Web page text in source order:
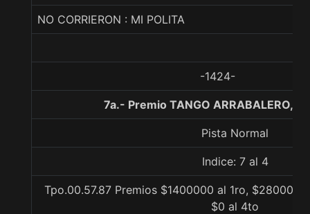
NO CORRIERON : MI POLITA
-1424-
7a.- Premio TANGO ARRABALERO,
Pista Normal
Indice: 7 al 4
Tpo.00.57.87 Premios $1400000 al 1ro, $280000
$0 al 4to